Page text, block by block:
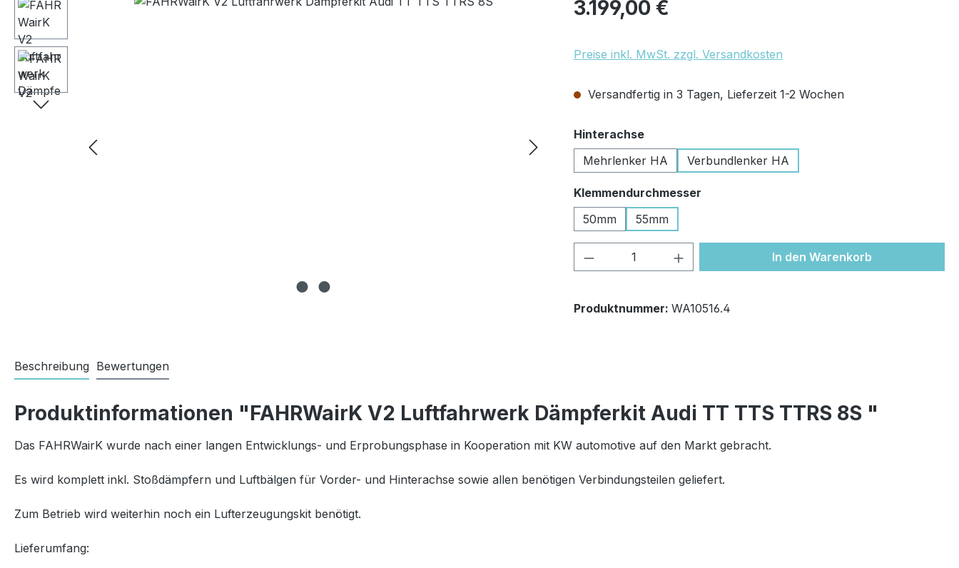
3.199,00 €
Preise inkl. MwSt. zzgl. Versandkosten
Versandfertig in 3 Tagen, Lieferzeit 1-2 Wochen
Hinterachseauswählen
Mehrlenker HA
Verbundlenker HA
Klemmendurchmesser
50mm
55mm
Produkt Anzahl: Gib den gewünschten Wert
In den Warenkorb
Produktnummer: WA10516.4
Beschreibung Bewertungen
Produktinformationen "FAHRWairK V2 Luftfahrwerk Dämpferkit Audi TT TTS TTRS 8S "
Das FAHRWairK wurde nach einer langen Entwicklungs- und Erprobungsphase in Kooperation mit KW automotive auf den Markt gebracht.
Es wird komplett inkl. Stoßdämpfern und Luftbälgen für Vorder- und Hinterachse sowie allen benötigen Verbindungsteilen geliefert.
Zum Betrieb wird weiterhin noch ein Lufterzeugungskit benötigt.
Lieferumfang: